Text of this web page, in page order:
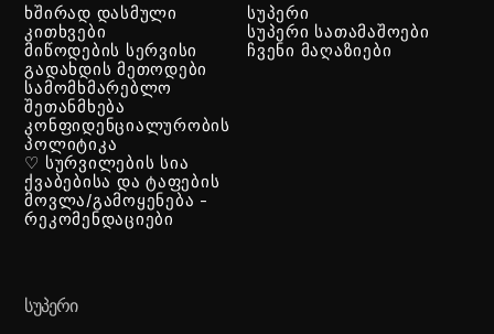
ხშირად დასმული
კითხვები
მიწოდების სერვისი
გადახდის მეთოდები
სამომხმარებლო
შეთანმხება
კონფიდენციალურობის
პოლიტიკა
♡ სურვილების სია
ქვაბებისა და ტაფების
მოვლა/გამოყენება -
რეკომენდაციები
სუპერი
სუპერი სათამაშოები
ჩვენი მაღაზიები
ᲡᲣᲞᲔᲠᲘ